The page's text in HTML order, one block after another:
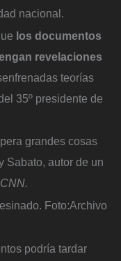
nacional.
los documentos
revelaciones
teorías
35º presidente de
grandes cosas
Sabato, autor de un
CNN.
Foto:Archivo
podría tardar